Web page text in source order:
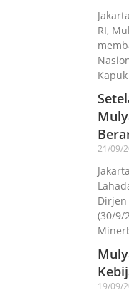
RI,
Kapuk
21/09/
Dirjen
(30/9/
19/09/